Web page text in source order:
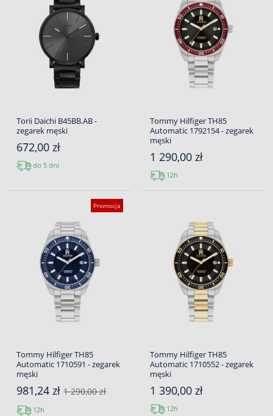
Torii Daichi B45BB.AB -
zegarek męski
672,00 zł
do 5 dni
Tommy Hilfiger TH85
Automatic 1792154 - zegarek
męski
1 290,00 zł
12h
Promocja
Tommy Hilfiger TH85
Automatic 1710591 - zegarek
męski
981,24 zł 1 290,00 zł
12h
Tommy Hilfiger TH85
Automatic 1710552 - zegarek
męski
1 390,00 zł
12h